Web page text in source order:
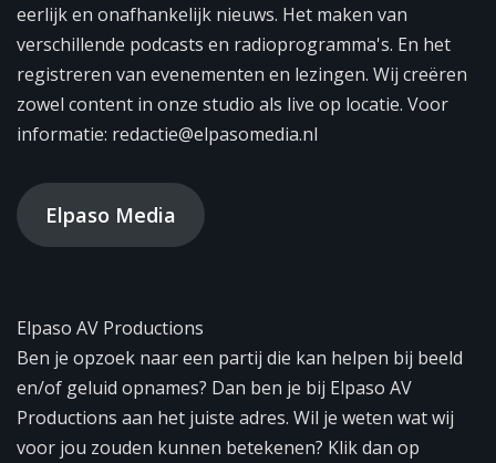
eerlijk en onafhankelijk nieuws. Het maken van
verschillende podcasts en radioprogramma's. En het
registreren van evenementen en lezingen. Wij creëren
zowel content in onze studio als live op locatie. Voor
informatie: redactie@elpasomedia.nl
Elpaso Media
Elpaso AV Productions
Ben je opzoek naar een partij die kan helpen bij beeld
en/of geluid opnames? Dan ben je bij Elpaso AV
Productions aan het juiste adres. Wil je weten wat wij
voor jou zouden kunnen betekenen? Klik dan op